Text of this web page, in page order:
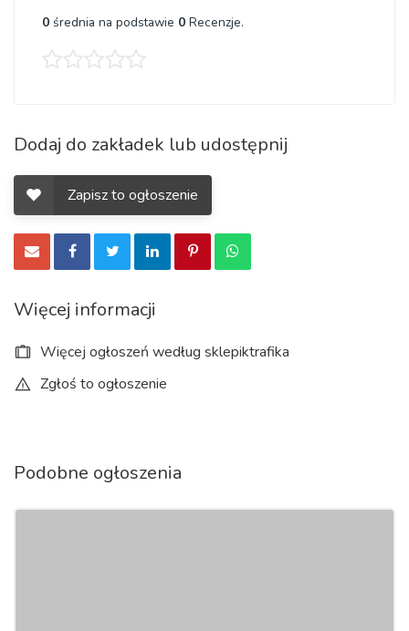
0 średnia na podstawie 0 Recenzje.
Dodaj do zakładek lub udostępnij
Zapisz to ogłoszenie
Więcej informacji
Więcej ogłoszeń według sklepiktrafika
Zgłoś to ogłoszenie
Podobne ogłoszenia